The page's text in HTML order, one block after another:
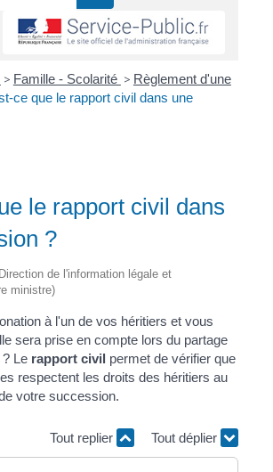
> Famille - Scolarité > Règlement d'une
ce que le rapport civil dans une
le rapport civil dans
?
de l'information légale et
ministre)
à l'un de vos héritiers et vous
sera prise en compte lors du partage
Le rapport civil permet de vérifier que
respectent les droits des héritiers au
votre succession.
Tout replier Tout déplier